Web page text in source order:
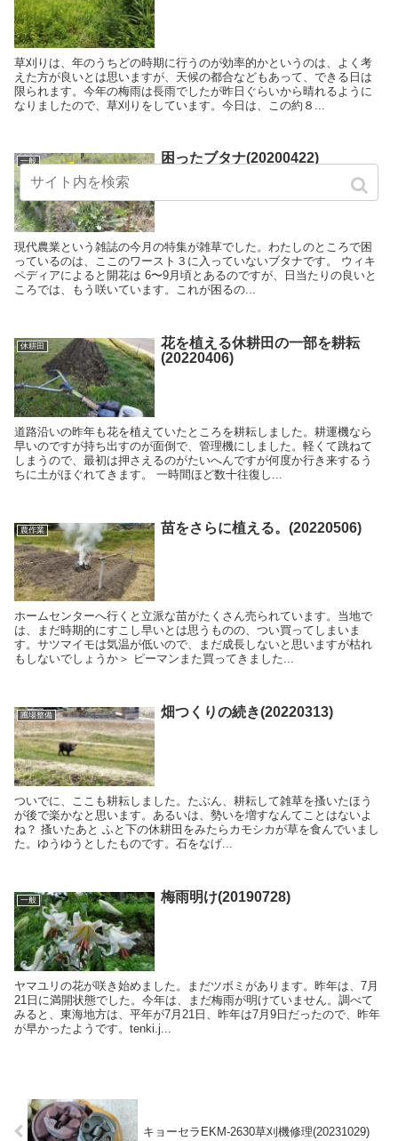
草刈りは、年のうちどの時期に行うのが効率的かというのは、よく考
えた方が良いとは思いますが、天候の都合などもあって、できる日は
限られます。今年の梅雨は長雨でしたが昨日ぐらいから晴れるように
なりましたので、草刈りをしています。今日は、この約８...
一般 困ったブタナ(20200422)
現代農業という雑誌の今月の特集が雑草でした。わたしのところで困
っているのは、ここのワースト３に入っていないブタナです。 ウィキ
ペディアによると開花は 6〜9月頃とあるのですが、日当たりの良いと
ころでは、もう咲いています。これが困るの...
休耕田
花を植える休耕田の一部を耕耘
(20220406)
道路沿いの昨年も花を植えていたところを耕耘しました。耕運機なら
早いのですが持ち出すのが面倒で、管理機にしました。軽くて跳ねて
しまうので、最初は押さえるのがたいへんですが何度か行き来するう
ちに土がほぐれてきます。 一時間ほど数十往復し...
農作業 苗をさらに植える。(20220506)
ホームセンターへ行くと立派な苗がたくさん売られています。当地で
は、まだ時期的にすこし早いとは思うものの、つい買ってしまいま
す。サツマイモは気温が低いので、まだ成長しないと思いますが枯れ
もしないでしょうか＞ ピーマンまた買ってきました...
圃場整備 畑つくりの続き(20220313)
ついでに、ここも耕耘しました。たぶん、耕耘して雑草を搔いたほう
が後で楽かなと思います。あるいは、勢いを増すなんてことはないよ
ね？ 搔いたあと ふと下の休耕田をみたらカモシカが草を食んでいまし
た。ゆうゆうとしたものです。石をなげ...
一般 梅雨明け(20190728)
ヤマユリの花が咲き始めました。まだツボミがあります。昨年は、7月
21日に満開状態でした。今年は、まだ梅雨が明けていません。調べて
みると、東海地方は、平年が7月21日、昨年は7月9日だったので、昨年
が早かったようです。tenki.j...
キョーセラEKM-2630草刈機修理(20231029)